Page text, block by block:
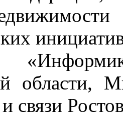
области,
связи